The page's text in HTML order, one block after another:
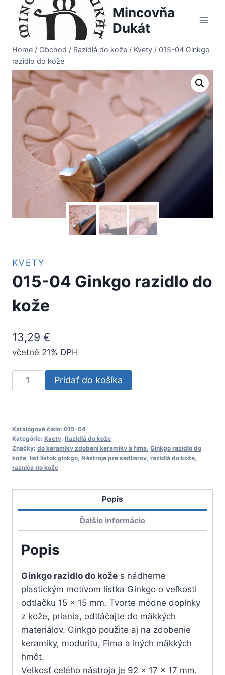
content
Mincovňa
Dukát
Home / Obchod / Razidlá do kože / Kvety / 015-04 Ginkgo
razidlo do kože
KVETY
015-04 Ginkgo razidlo do
kože
13,29 €
včetně 21% DPH
množstvo
015-
razidlo
do
kože
Pridať do košíka
Katalógové číslo: 015-04
Kategórie: Kvety Razidlá do kože
Značky: do keramiky zdobení keramiky a fima Ginkgo razidlo do
kože list lístok ginkgo Nástroje pre sedliarov razidlá do kože
raznica do kože
Popis
Ďalšie informácie
Popis
Ginkgo razidlo do kože s nádherne
plastickým motívom lístka Ginkgo o veľkosti
odtlačku 15 x 15 mm. Tvorte módne doplnky
z kože, priania, odtláčajte do mäkkých
materiálov. Ginkgo použite aj na zdobenie
keramiky, moduritu, Fima a iných mäkkých
hmôt.
Veľkosť celého nástroja je 92 x 17 x 17 mm.